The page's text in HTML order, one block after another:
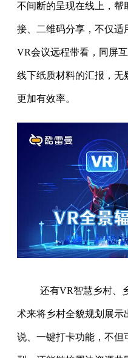
不间断的呈现在线上，帮
接、二维码分享，不仅适
VR会议远程带看，同屏
线下纸质材料的汇报，无
更加有效率。
还有VR智慧乡村、
术来将乡村全貌规划展
说、一键打卡功能，不但